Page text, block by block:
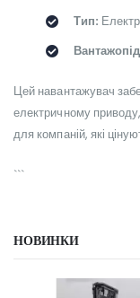
Тип:
Цей навантажувач
електричному
для компаній, які
```
НОВИНКИ